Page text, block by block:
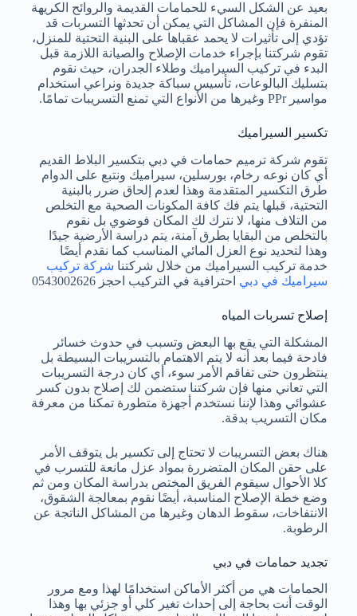
بعيد عن الشكل السيء للحمامات القديمة والروائح الكريهة
المنفرة فإن المشاكل التي يمكن أن تحدثها التسربات قد
تؤدي إلى تأثيرات لا يحمد عقباها على البنية التحتية للمنزل،
تقوم شركتنا بإجراء خدمات الإصلاح والصيانة اللازمة قبل
البدء في تركيب السيراميك وطلاء الجدران، حيث نقوم
بتسليك البالوعات، تأسيس سباكة جديدة ونراعي استخدام
مواسير PPr وغيرها من الأنواع التي تمنع التسريبات تمامًا.
تكسير السيراميك
تقوم شركة ترميم حمامات في دبي بتكسير البلاط القديم
أي كان نوعه رخام، بورسلين، سيراميك ونتبع على الدوام
طرق التكسير المتقدمة وهذا لعدم إلحاق ضرر بالبنية
التحتية، قبلها يتم فك كافة المكونات الصحية مع التخلص
من التلاف منها، لا نترك لك المكان فوضوي بل نقوم
بالتخلص من البقايا بطرق آمنة، يتم دراسة الأرضية جيدًا
وهذا لتحديد نوع العزل المائي المناسب كما نقدم أيضًا
خدمة تركيب السيراميك من خلال شركتنا شركة تركيب
سيراميك في دبي احترافية في التركيب احجز 0543002626
إصلاح تسربات المياه
المشكلة التي يقع بها البعض وتسبب في حدوث خسائر
فادحة فيما بعد أنه لا يتم الاهتمام بالتسريبات البسيطة بل
ينتظرون حتى تفاقم الأمر سوء، أي كان درجة التسريبات
التي تعاني منها فإن شركتنا ستضمن لك إصلاح بدون كسر
عشوائي وهذا لإننا نستخدم أجهزة متطورة تمكنا من معرفة
مكان التسريب بدقة.
هناك بعض التسريبات لا تحتاج إلى تكسير بل يتوقف الأمر
على حقن المكان المتضررة بمواد عزل مانعة للتسرب في
كلا الأحوال سيقوم الفريق المختص بدراسة المكان ومن ثم
وضع خطة الإصلاح المناسبة، أيضًا نقوم بمعالجة الشقوق،
الانتفاخات، سقوط الدهان وغيرها من المشاكل الناتجة عن
الرطوبة.
تجديد حمامات في دبي
الحمامات هي من أكثر الأماكن استخدامًا لهذا ومع مرور
الوقت أنت بحاجة إلى إحداث تغير كلي أو جزئي بها وهذا